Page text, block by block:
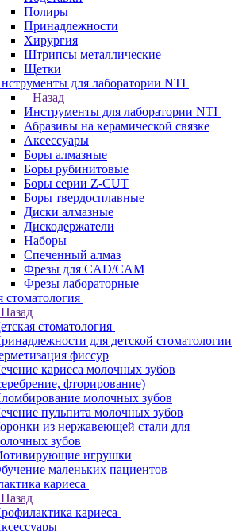
Полиры
Принадлежности
Хирургия
Штрипсы металлические
Щетки
для лаборатории NTI
Назад
Инструменты для лаборатории NTI
Абразивы на керамической связке
Аксессуары
Боры алмазные
Боры рубинитовые
Боры серии Z-CUT
Боры твердосплавные
Диски алмазные
Дискодержатели
Наборы
Спеченный алмаз
Фрезы для CAD/CAM
Фрезы лабораторные
стоматология
Назад
стоматология
для детской стоматологии
фиссур
кариеса молочных зубов
фторирование)
молочных зубов
пульпита молочных зубов
из нержавеющей стали для
зубов
игрушки
маленьких пациентов
кариеса
Назад
кариеса